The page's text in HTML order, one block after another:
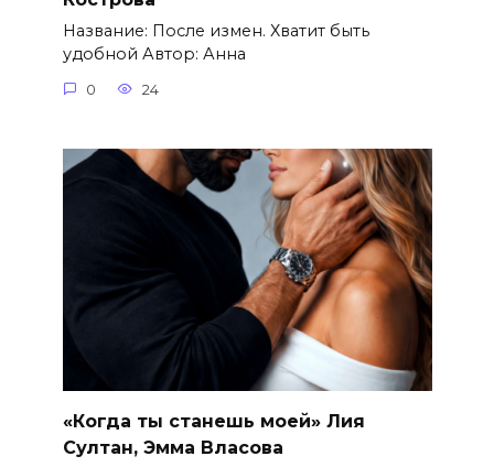
Название: После измен. Хватит быть
удобной Автор: Анна
0 24
«Когда ты станешь моей» Лия
Султан, Эмма Власова